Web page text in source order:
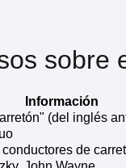
sobre
Información
(del inglés
de